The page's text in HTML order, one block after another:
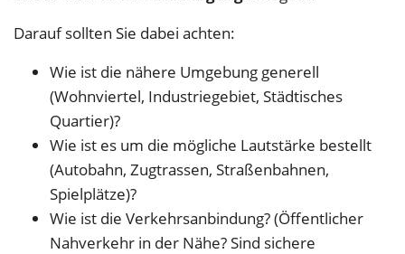
Darauf sollten Sie dabei achten:
Wie ist die nähere Umgebung generell
(Wohnviertel, Industriegebiet, Städtisches
Quartier)?
Wie ist es um die mögliche Lautstärke bestellt
(Autobahn, Zugtrassen, Straßenbahnen,
Spielplätze)?
Wie ist die Verkehrsanbindung? (Öffentlicher
Nahverkehr in der Nähe? Sind sichere